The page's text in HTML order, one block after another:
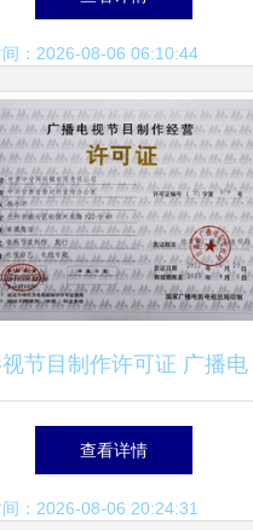
经营的艺术与技术融合
：2026-08-06 06:10:44
节目制作许可证 广播电
节目制作经营的关键准入
查看详情
：2026-08-06 20:24:31